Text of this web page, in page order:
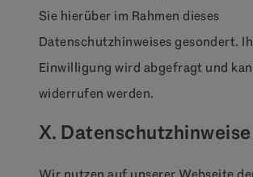
Sie hierüber im Rahmen dieses
Datenschutzhinweises gesondert.
Einwilligung wird abgefragt und
widerrufen werden.
X.